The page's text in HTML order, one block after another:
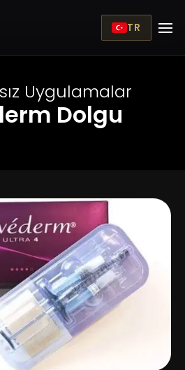
TR
Uygulamalar
Dolgu